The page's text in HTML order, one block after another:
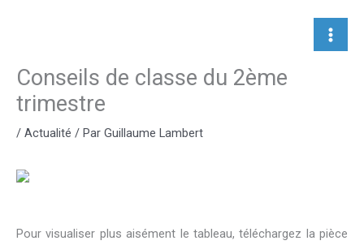
Conseils de classe du 2ème
trimestre
/ Actualité / Par Guillaume Lambert
Pour visualiser plus aisément le tableau, téléchargez la pièce